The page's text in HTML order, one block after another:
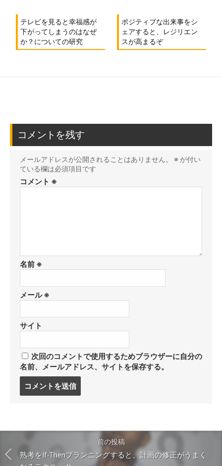
テレビを見ると幸福感が
下がってしまうのはなぜ
か？についての研究
ポジティブな出来事をシ
ェアすると、レジリエン
スが高まるぞ
コメントを残す
メールアドレスが公開されることはありません。 ※ が付い
ている欄は必須項目です
コメント ※
名前 ※
メール※
サイト
次回のコメントで使用するためブラウザーに自分の
名前、メールアドレス、サイトを保存する。
る
前の投稿
熟考をIf-Thenプランニングすると、計画の修正がうまく